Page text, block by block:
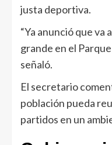
justa deportiva.
“Ya anunció que va
grande en el
señaló.
El secretario
población pueda
partidos en un